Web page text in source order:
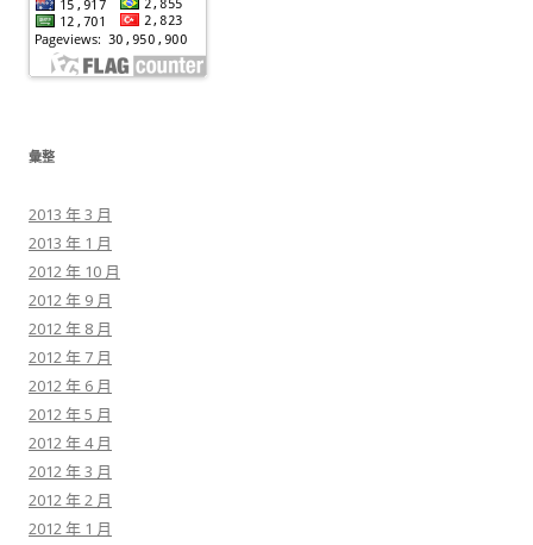
彙整
2013 年 3 月
2013 年 1 月
2012 年 10 月
2012 年 9 月
2012 年 8 月
2012 年 7 月
2012 年 6 月
2012 年 5 月
2012 年 4 月
2012 年 3 月
2012 年 2 月
2012 年 1 月